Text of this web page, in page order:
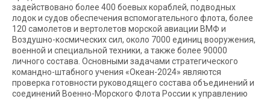
задействовано более 400 боевых кораблей, подводных
лодок и судов обеспечения вспомогательного флота, более
120 самолетов и вертолетов морской авиации ВМФ и
Воздушно-космических сил, около 7000 единиц вооружения,
военной и специальной техники, а также более 90000
личного состава. Основными задачами стратегического
командно-штабного учения «Океан-2024» являются
проверка готовности руководящего состава объединений и
соединений Военно-Морского Флота России к управлению